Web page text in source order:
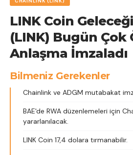
LINK Coin
(LINK) Bugün Çok
Anlaşma İmzaladı
Bilmeniz Gerekenler
Chainlink ve ADGM mutabakat
BAE'de RWA düzenlemeleri için
yararlanılacak.
LINK Coin 17,4 dolara tırmanabilir.